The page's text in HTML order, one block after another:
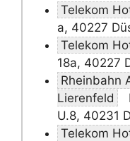
Telekom
a, 40227
Telekom
18a, 40227
Rheinbahn
Lierenfeld
U.8, 40231
Telekom